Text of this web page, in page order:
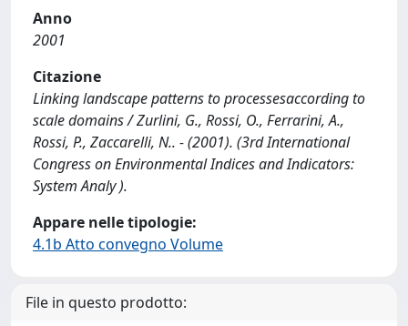
Anno
2001
Citazione
Linking landscape patterns to processesaccording to
scale domains / Zurlini, G., Rossi, O., Ferrarini, A.,
Rossi, P., Zaccarelli, N.. - (2001). (3rd International
Congress on Environmental Indices and Indicators:
System Analy ).
Appare nelle tipologie:
4.1b Atto convegno Volume
File in questo prodotto: